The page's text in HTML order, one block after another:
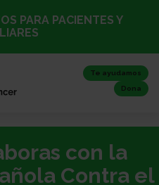
PARA PACIENTES Y
Te ayudamos
Dona
con la
Contra el